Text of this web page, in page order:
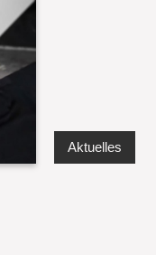
Aktuelles